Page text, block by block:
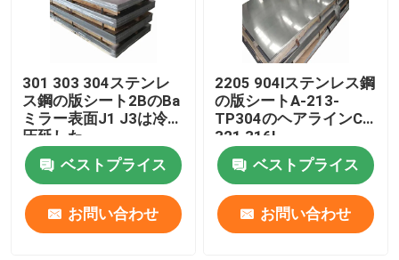
301 303 304ステンレ
ス鋼の版シート2BのBa
ミラー表面J1 J3は冷間
圧延した
ベストプライス
お問い合わせ
2205 904lステンレス鋼
の版シートA-213-
TP304のヘアラインCr
321 316l
ベストプライス
お問い合わせ